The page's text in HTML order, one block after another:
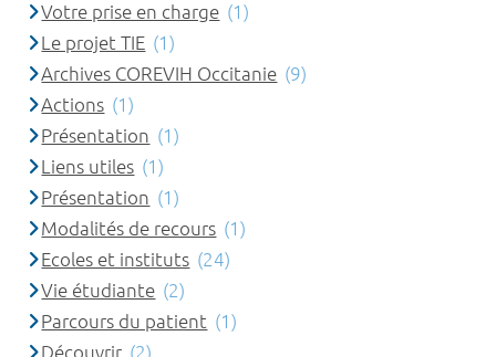
Votre prise en charge (1)
Le projet TIE (1)
Archives COREVIH Occitanie (9)
Actions (1)
Présentation (1)
Liens utiles (1)
Présentation (1)
Modalités de recours (1)
Ecoles et instituts (24)
Vie étudiante (2)
Parcours du patient (1)
Découvrir (2)